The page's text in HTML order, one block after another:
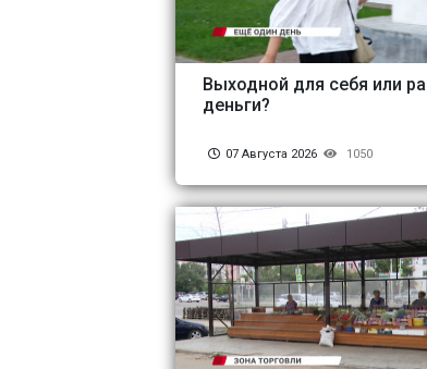
Выходной для себя или
деньги?
07 Августа 2026 1050